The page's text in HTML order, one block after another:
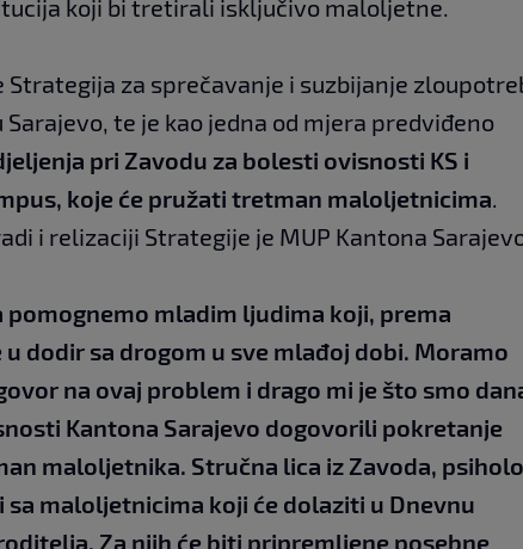
koji bi tretirali isključivo maloljetne.
za sprečavanje i suzbijanje
te je kao jedna od mjera predviđeno
pri Zavodu za bolesti ovisnosti KS i
koje će pružati tretman maloljetnicima
i relizaciji Strategije je MUP Kantona
pomognemo mladim ljudima koji, prema
dodir sa drogom u sve mlađoj dobi. Moramo
na ovaj problem i drago mi je što smo
Kantona Sarajevo dogovorili pokretanje
maloljetnika. Stručna lica iz Zavoda,
maloljetnicima koji će dolaziti u Dnevnu
Za njih će biti pripremljene posebne